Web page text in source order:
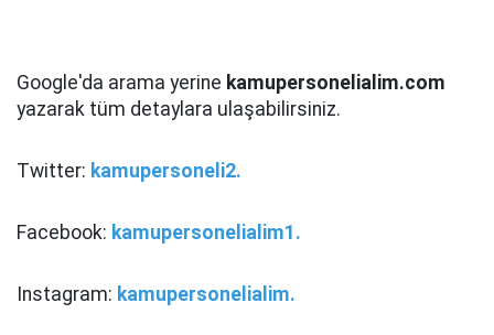
Google'da arama yerine kamupersonelialim.com
yazarak tüm detaylara ulaşabilirsiniz.
Twitter: kamupersoneli2.
Facebook: kamupersonelialim1.
Instagram: kamupersonelialim.